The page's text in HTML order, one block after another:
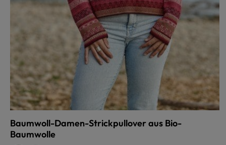
Baumwoll-Damen-Strickpullover aus Bio-
Baumwolle